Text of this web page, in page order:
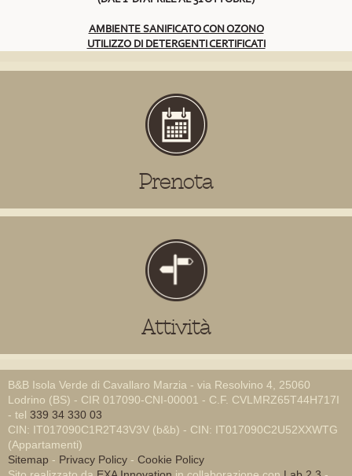
AMBIENTE SANIFICATO CON OZONO
UTILIZZO DI DETERGENTI CERTIFICATI
Prenota
Attività
B&B Isola Verde di Cavallaro Marzia - via Resolvino 4, 25060
Lodrino (BS) - CIR 017090-CNI-00001 - C.F. CVLMRZ65T44H717I
- tel 339 34 330 03
CIN: IT017090C1R2T43V3V (b&b) - CIN: IT017090C2U52XXWTG
(Appartamenti)
Sitemap - Privacy Policy - Cookie Policy